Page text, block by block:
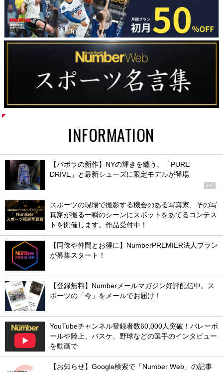
INFORMATION
【バボラの新作】NYの輝きを纏う。「PURE
DRIVE」と最新シューズに限定モデルが登場
PR
スポーツの現場で撮影する機会のある写真家、その写
真家が撮る一瞬のシーンにスポットをあてるコンテス
トを開催します。作品受付中！
【同僚や仲間とお得に】NumberPREMIER法人プラン
が募集スタート！
【登録無料】Numberメールマガジン好評配信中。ス
ポーツの「今」をメールでお届け！
YouTubeチャンネル登録者数60,000人突破！バレーボ
ールや陸上、バスケ、野球などの選手のインタビュー
を動画で
【お知らせ】Google検索で「Number Web」の記事